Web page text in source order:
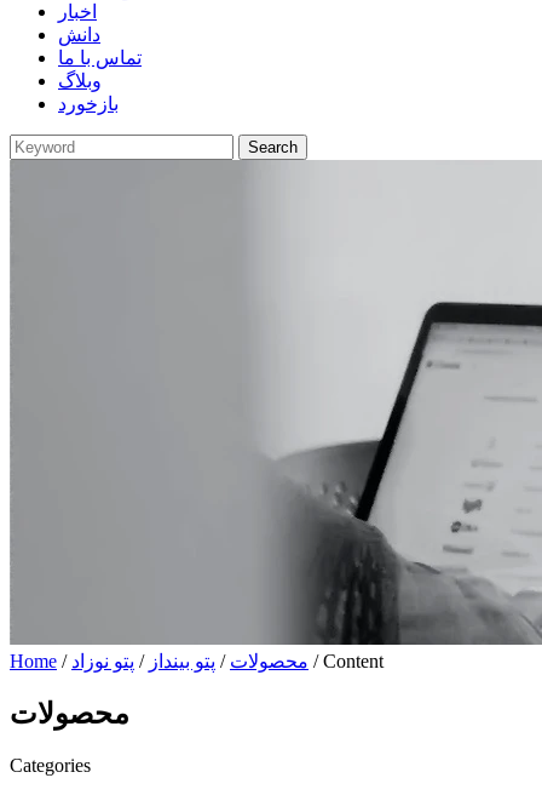
اخبار
دانش
تماس با ما
وبلاگ
بازخورد
Home / محصولات / پتو بینداز / پتو نوزاد / Content
محصولات
Categories